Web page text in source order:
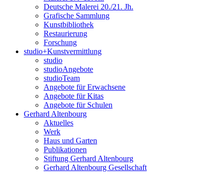
Deutsche Malerei 20./21. Jh.
Grafische Sammlung
Kunstbibliothek
Restaurierung
Forschung
studio+Kunstvermittlung
studio
studioAngebote
studioTeam
Angebote für Erwachsene
Angebote für Kitas
Angebote für Schulen
Gerhard Altenbourg
Aktuelles
Werk
Haus und Garten
Publikationen
Stiftung Gerhard Altenbourg
Gerhard Altenbourg Gesellschaft